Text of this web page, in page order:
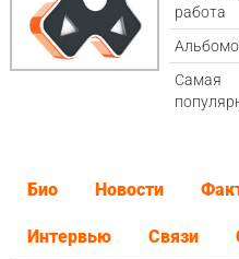
работа
Самая
Био Новости
Интервью Связи